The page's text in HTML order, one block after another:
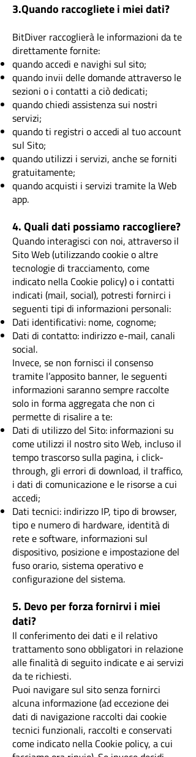
3.Quando raccogliete i miei dati?
BitDiver raccoglierà le informazioni da te
direttamente fornite:
quando accedi e navighi sul sito;
quando invii delle domande attraverso le
sezioni o i contatti a ciò dedicati;
quando chiedi assistenza sui nostri
servizi;
quando ti registri o accedi al tuo account
sul Sito;
quando utilizzi i servizi, anche se forniti
gratuitamente;
quando acquisti i servizi tramite la Web
app.
4. Quali dati possiamo raccogliere?
Quando interagisci con noi, attraverso il
Sito Web (utilizzando cookie o altre
tecnologie di tracciamento, come
indicato nella Cookie policy) o i contatti
indicati (mail, social), potresti fornirci i
seguenti tipi di informazioni personali:
Dati identificativi: nome, cognome;
Dati di contatto: indirizzo e-mail, canali
social.
Invece, se non fornisci il consenso
tramite l’apposito banner, le seguenti
informazioni saranno sempre raccolte
solo in forma aggregata che non ci
permette di risalire a te:
Dati di utilizzo del Sito: informazioni su
come utilizzi il nostro sito Web, incluso il
tempo trascorso sulla pagina, i click-
through, gli errori di download, il traffico,
i dati di comunicazione e le risorse a cui
accedi;
Dati tecnici: indirizzo IP, tipo di browser,
tipo e numero di hardware, identità di
rete e software, informazioni sul
dispositivo, posizione e impostazione del
fuso orario, sistema operativo e
configurazione del sistema.
5. Devo per forza fornirvi i miei
dati?
Il conferimento dei dati e il relativo
trattamento sono obbligatori in relazione
alle finalità di seguito indicate e ai servizi
da te richiesti.
Puoi navigare sul sito senza fornirci
alcuna informazione (ad eccezione dei
dati di navigazione raccolti dai cookie
tecnici funzionali, raccolti e conservati
come indicato nella Cookie policy, a cui